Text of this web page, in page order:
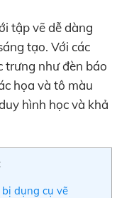
tập vẽ dễ dàng
tạo. Với các
trưng như đèn báo
họa và tô màu
hình học và khả
dụng cụ vẽ